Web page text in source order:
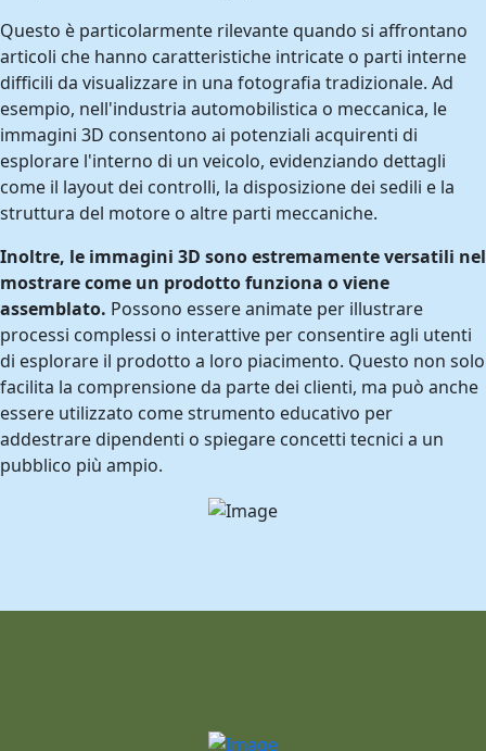
Questo è particolarmente rilevante quando si affrontano
articoli che hanno caratteristiche intricate o parti interne
difficili da visualizzare in una fotografia tradizionale. Ad
esempio, nell'industria automobilistica o meccanica, le
immagini 3D consentono ai potenziali acquirenti di
esplorare l'interno di un veicolo, evidenziando dettagli
come il layout dei controlli, la disposizione dei sedili e la
struttura del motore o altre parti meccaniche.
Inoltre, le immagini 3D sono estremamente versatili nel
mostrare come un prodotto funziona o viene
assemblato. Possono essere animate per illustrare
processi complessi o interattive per consentire agli utenti
di esplorare il prodotto a loro piacimento. Questo non solo
facilita la comprensione da parte dei clienti, ma può anche
essere utilizzato come strumento educativo per
addestrare dipendenti o spiegare concetti tecnici a un
pubblico più ampio.